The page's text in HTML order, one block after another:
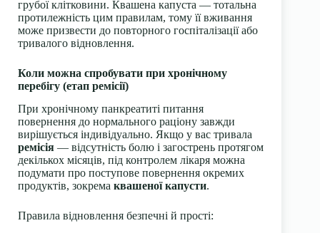
грубої клітковини. Квашена капуста — тотальна
протилежність цим правилам, тому її вживання
може призвести до повторного госпіталізації або
тривалого відновлення.
Коли можна спробувати при хронічному
перебігу (етап ремісії)
При хронічному панкреатиті питання
повернення до нормального раціону завжди
вирішується індивідуально. Якщо у вас тривала
ремісія — відсутність болю і загострень протягом
декількох місяців, під контролем лікаря можна
подумати про поступове повернення окремих
продуктів, зокрема квашеної капусти.
Правила відновлення безпечні й прості: